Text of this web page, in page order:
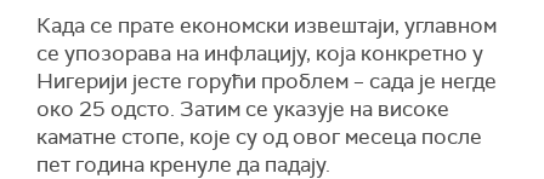
Када се прате економски извештаји, углавном
се упозорава на инфлацију, која конкретно у
Нигерији јесте горући проблем – сада је негде
око 25 одсто. Затим се указује на високе
каматне стопе, које су од овог месеца после
пет година кренуле да падају.